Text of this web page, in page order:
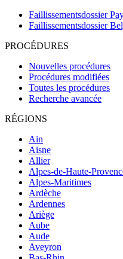
Faillissementsdossier
Faillissementsdossier
PROCÉDURES
Nouvelles procédures
Procédures modifiées
Toutes les procédures
Recherche avancée
RÉGIONS
Ain
Aisne
Allier
Alpes-de-Haute-
Alpes-Maritimes
Ardèche
Ardennes
Ariège
Aube
Aude
Aveyron